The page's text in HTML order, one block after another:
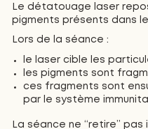
Le détatouage laser
pigments présents dans
Lors de la séance :
le laser cible les
les pigments sont
ces fragments sont
par le système
La séance ne “retire” pas